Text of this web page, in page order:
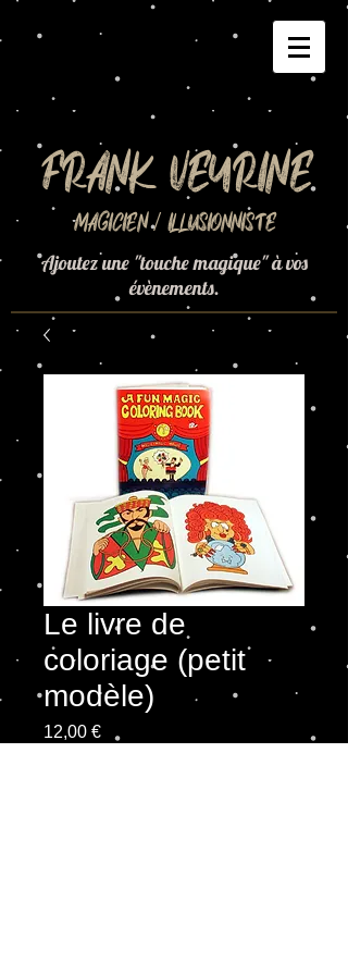
Frank Veyrine
Magicien / Illusionniste
Ajoutez une "touche magique" à vos
évènements.
Le livre de
coloriage (petit
modèle)
12,00 €Prix